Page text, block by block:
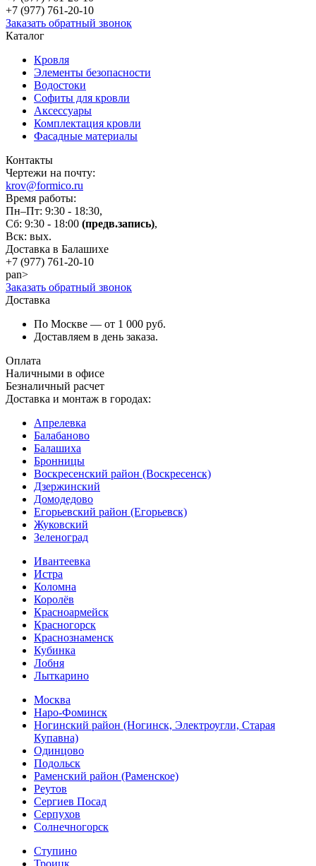
+7 (977) 761-20-10
Заказать обратный звонок
Каталог
Кровля
Элементы безопасности
Водостоки
Софиты для кровли
Аксессуары
Комплектация кровли
Фасадные материалы
Контакты
Чертежи на почту:
krov@formico.ru
Время работы:
Пн–Пт: 9:30 - 18:30,
Сб: 9:30 - 18:00 (предв.запись),
Вск: вых.
Доставка в Балашихе
+7 (977) 761-20-10
pan>
Заказать обратный звонок
Доставка
По Москве — от 1 000 руб.
Доставляем в день заказа.
Оплата
Наличными в офисе
Безналичный расчет
Доставка и монтаж в городах:
Апрелевка
Балабаново
Балашиха
Бронницы
Воскресенский район (Воскресенск)
Дзержинский
Домодедово
Егорьевский район (Егорьевск)
Жуковский
Зеленоград
Ивантеевка
Истра
Коломна
Королёв
Красноармейск
Красногорск
Краснознаменск
Кубинка
Лобня
Лыткарино
Москва
Наро-Фоминск
Ногинский район (Ногинск, Электроугли, Старая
Купавна)
Одинцово
Подольск
Раменский район (Раменское)
Реутов
Сергиев Посад
Серпухов
Солнечногорск
Ступино